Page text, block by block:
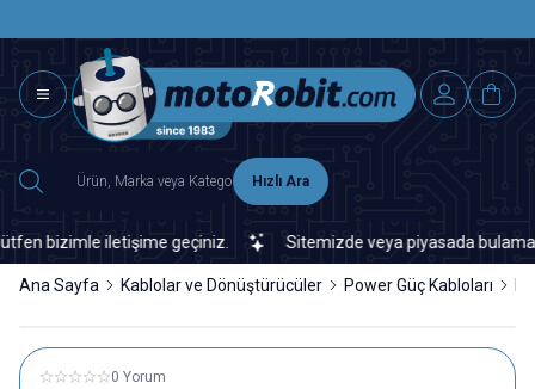
Hızlı Ara
bizimle iletişime geçiniz. Sitemizde veya piyasada
Ana Sayfa Kablolar ve Dönüştürücüler Power Güç Kabloları
0 Yorum